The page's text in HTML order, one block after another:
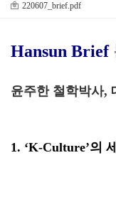
220607_brief.pdf
Hansun Brief
윤주한 철학박사,
1. ‘K-Culture’의